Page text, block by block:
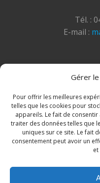
Gérer
Pour offrir les meilleures
telles que les cookies pour
appareils. Le fait de
traiter des données telles que
uniques sur ce site. Le fait
consentement peut avoir un
Tél. :
E-mail :